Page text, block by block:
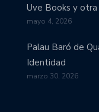
Uve Books y
mayo 4, 2026
Palau Baró de
Identidad
marzo 30, 2026